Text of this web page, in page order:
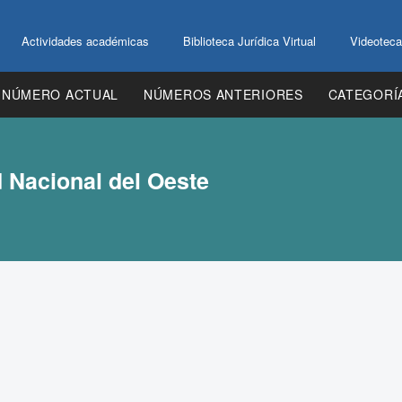
Actividades académicas Biblioteca Jurídica Virtual Videoteca
NÚMERO ACTUAL NÚMEROS ANTERIORES
del Oeste